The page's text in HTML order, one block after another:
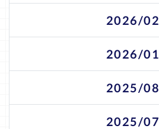
2026/02
2026/01
2025/08
2025/07